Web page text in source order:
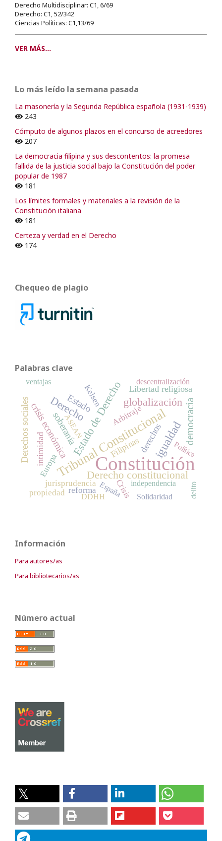
Derecho Multidisciplinar: C1, 6/69
Derecho: C1, 52/342
Ciencias Políticas: C1,13/69
VER MÁS...
Lo más leído la semana pasada
La masonería y la Segunda República española (1931-1939)
243
Cómputo de algunos plazos en el concurso de acreedores
207
La democracia filipina y sus descontentos: la promesa
fallida de la justicia social bajo la Constitución del poder
popular de 1987
181
Los límites formales y materiales a la revisión de la
Constitución italiana
181
Certeza y verdad en el Derecho
174
Chequeo de plagio
Palabras clave
Constitución
Tribunal Constitucionaligualdad
Estado de Derechoglobalización
Derecho constitucional
Derecho democracia
crisis económica
Derechos sociales Estado
soberanía
intimidad Filipinasderechos
Libertad religiosa
Crisis
jurisprudencia
reforma
Europa
Arbitraje
propiedad
Kelsen
independencia
Política
ASEAN
España delito
descentralización
DDHH Solidaridad
ventajas
Información
Para autores/as
Para bibliotecarios/as
Número actual